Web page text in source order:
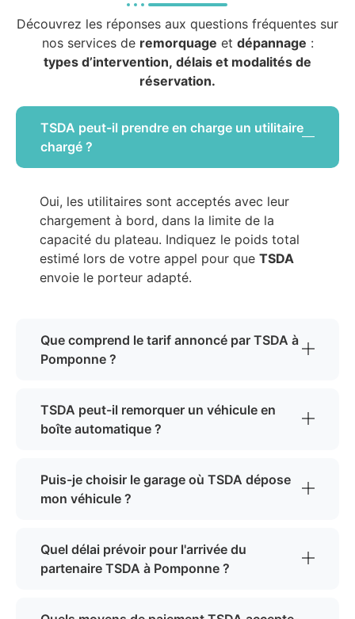
Découvrez les réponses aux questions fréquentes sur
nos services de remorquage et dépannage :
types d’intervention, délais et modalités de
réservation.
TSDA peut-il prendre en charge un utilitaire
chargé ?
Oui, les utilitaires sont acceptés avec leur
chargement à bord, dans la limite de la
capacité du plateau. Indiquez le poids total
estimé lors de votre appel pour que TSDA
envoie le porteur adapté.
Que comprend le tarif annoncé par TSDA à
Pomponne ?
TSDA peut-il remorquer un véhicule en
boîte automatique ?
Puis-je choisir le garage où TSDA dépose
mon véhicule ?
Quel délai prévoir pour l'arrivée du
partenaire TSDA à Pomponne ?